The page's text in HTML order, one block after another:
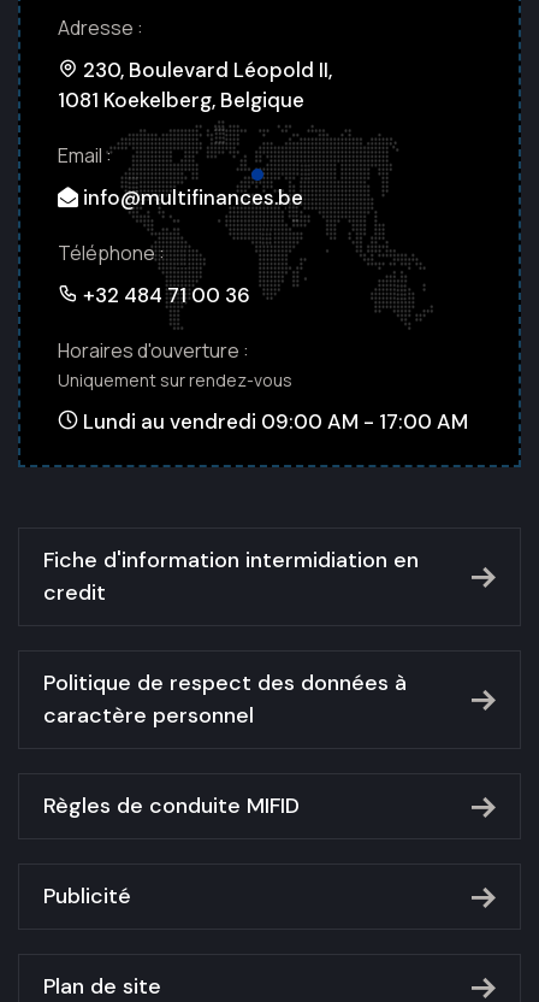
Adresse :
230, Boulevard Léopold II,
1081 Koekelberg, Belgique
Email :
info@multifinances.be
Téléphone :
+32 484 71 00 36
Horaires d'ouverture :
Uniquement sur rendez-vous
Lundi au vendredi 09:00 AM - 17:00 AM
Fiche d'information intermidiation en
credit
Politique de respect des données à
caractère personnel
Règles de conduite MIFID
Publicité
Plan de site